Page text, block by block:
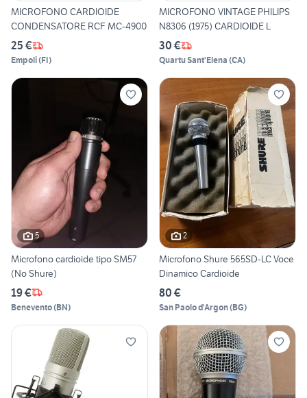
MICROFONO CARDIOIDE
CONDENSATORE RCF MC-4900
25 €
Empoli(FI)
MICROFONO VINTAGE PHILIPS
N8306 (1975) CARDIOIDE L
30 €
Quartu Sant'Elena (CA)
5
Microfono cardioide tipo SM57
(No Shure)
19 €
Benevento(BN)
2
Microfono Shure 565SD-LC Voce
Dinamico Cardioide
80 €
San Paolo d'Argon(BG)